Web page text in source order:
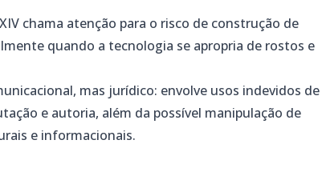
chama atenção para o risco de construção de
quando a tecnologia se apropria de rostos e
mas jurídico: envolve usos indevidos de
e autoria, além da possível manipulação de
e informacionais.